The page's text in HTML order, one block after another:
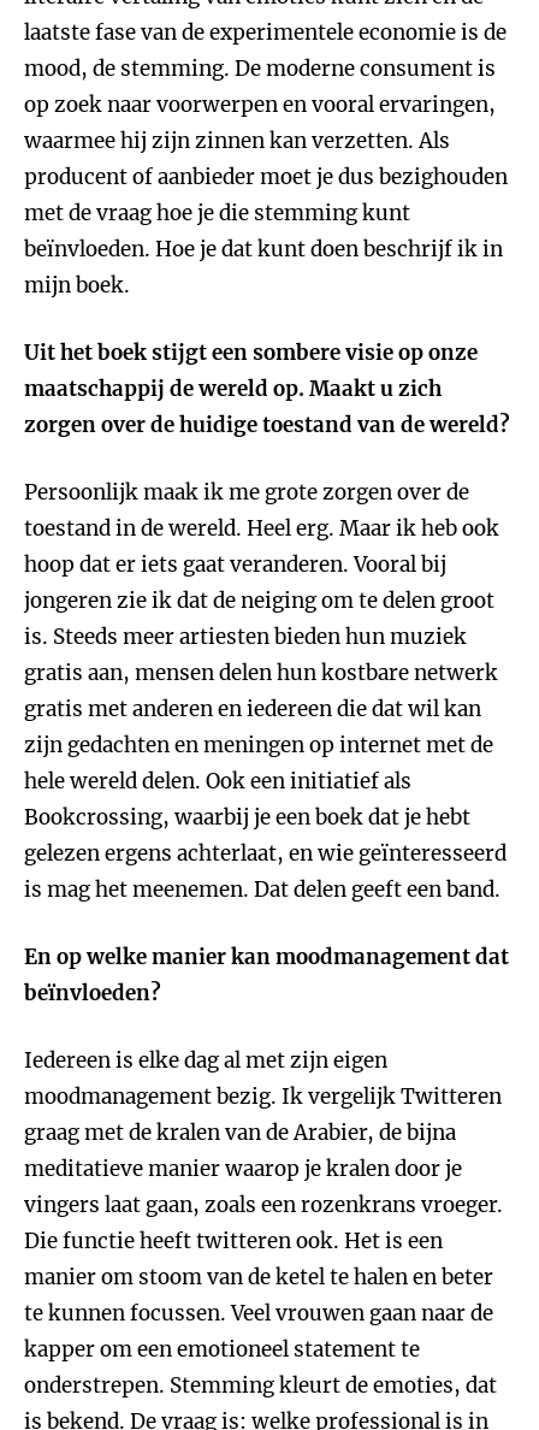
laatste fase van de experimentele economie is de
mood, de stemming. De moderne consument is
op zoek naar voorwerpen en vooral ervaringen,
waarmee hij zijn zinnen kan verzetten. Als
producent of aanbieder moet je dus bezighouden
met de vraag hoe je die stemming kunt
beïnvloeden. Hoe je dat kunt doen beschrijf ik in
mijn boek.
Uit het boek stijgt een sombere visie op onze
maatschappij de wereld op. Maakt u zich
zorgen over de huidige toestand van de wereld?
Persoonlijk maak ik me grote zorgen over de
toestand in de wereld. Heel erg. Maar ik heb ook
hoop dat er iets gaat veranderen. Vooral bij
jongeren zie ik dat de neiging om te delen groot
is. Steeds meer artiesten bieden hun muziek
gratis aan, mensen delen hun kostbare netwerk
gratis met anderen en iedereen die dat wil kan
zijn gedachten en meningen op internet met de
hele wereld delen. Ook een initiatief als
Bookcrossing, waarbij je een boek dat je hebt
gelezen ergens achterlaat, en wie geïnteresseerd
is mag het meenemen. Dat delen geeft een band.
En op welke manier kan moodmanagement dat
beïnvloeden?
Iedereen is elke dag al met zijn eigen
moodmanagement bezig. Ik vergelijk Twitteren
graag met de kralen van de Arabier, de bijna
meditatieve manier waarop je kralen door je
vingers laat gaan, zoals een rozenkrans vroeger.
Die functie heeft twitteren ook. Het is een
manier om stoom van de ketel te halen en beter
te kunnen focussen. Veel vrouwen gaan naar de
kapper om een emotioneel statement te
onderstrepen. Stemming kleurt de emoties, dat
is bekend. De vraag is: welke professional is in